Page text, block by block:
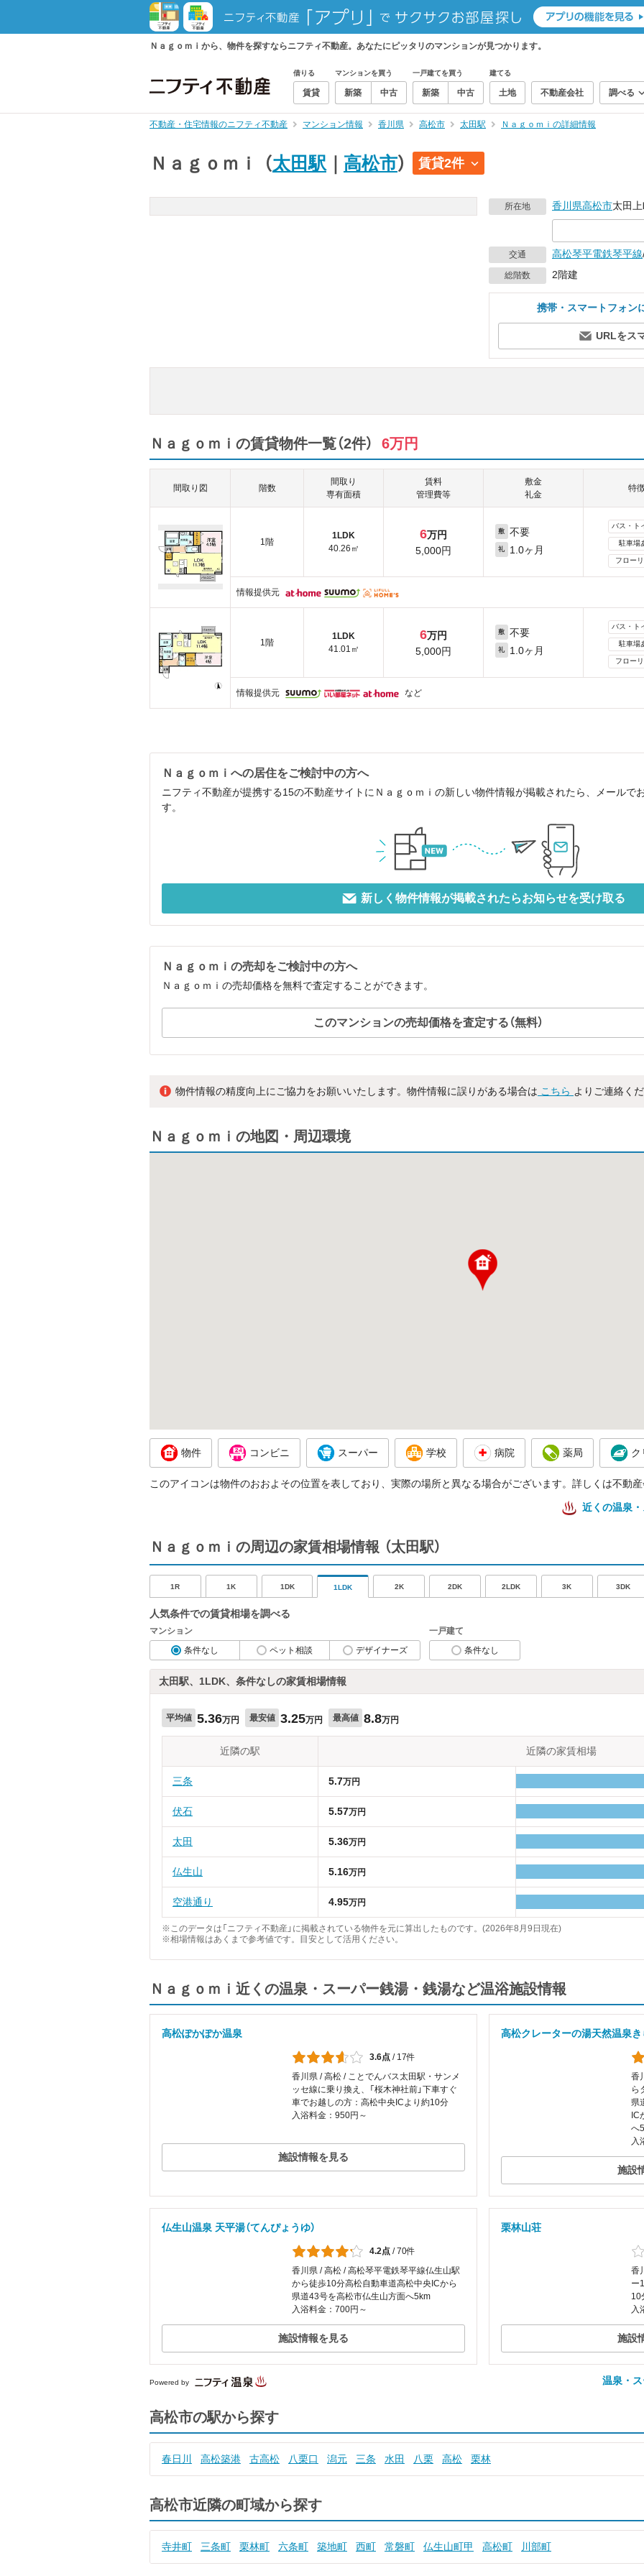
Ｎａｇｏｍｉから、物件を探すならニフティ不動産。あなたにピッタリのマンションが見つかります。
借りる
賃貸
マンションを買う
新築 中古
一戸建てを買う
新築 中古
建てる
土地 不動産会社 調べる
不動産・住宅情報のニフティ不動産 マンション情報 香川県 高松市 太田駅 Ｎａｇｏｍｉの詳細情報
Ｎａｇｏｍｉ （太田駅 高松市） 賃貸2件
所在地 香川県高松市太田
交通 高松琴平電鉄琴平線
総階数 2階建
携帯・スマートフォン
URLをス
Ｎａｇｏｍｉの賃貸物件一覧（2件） 6万円
間取り図 階数
間取り
専有面積
賃料
管理費等
敷金
礼金
特
1階
1LDK
40.26㎡
6万円
5,000円
敷 不要
礼 1.0ヶ月
バス・ト
駐車場
フロー
情報提供元
1階
1LDK
41.01㎡
6万円
5,000円
敷 不要
礼 1.0ヶ月
バス・ト
駐車場
フロー
情報提供元 など
Ｎａｇｏｍｉへの居住をご検討中の方へ
ニフティ不動産が提携する15の不動産サイトにＮａｇｏｍｉの新しい物件情報が掲載されたら、メールで
す。
新しく物件情報が掲載されたらお知らせを受け取る
Ｎａｇｏｍｉの売却をご検討中の方へ
Ｎａｇｏｍｉの売却価格を無料で査定することができます。
このマンションの売却価格を査定する（無料）
物件情報の精度向上にご協力をお願いいたします。物件情報に誤りがある場合は こちら よりご連絡く
Ｎａｇｏｍｉの地図・周辺環境
物件 コンビニ スーパー 学校 病院 薬局 ク
このアイコンは物件のおおよその位置を表しており、実際の場所と異なる場合がございます。詳しくは不動
近くの温泉
Ｎａｇｏｍｉの周辺の家賃相場情報 （太田駅）
1R 1K 1DK 1LDK 2K 2DK 2LDK 3K 3DK
人気条件での賃貸相場を調べる
マンション
条件なし
ペット相談 デザイナーズ
一戸建て
条件なし
太田駅、1LDK、条件なしの家賃相場情報
平均値 5.36万円 最安値 3.25万円 最高値 8.8万円
近隣の駅 近隣の家賃相場
三条 5.7万円
伏石 5.57万円
太田 5.36万円
仏生山 5.16万円
空港通り 4.95万円
※このデータは「ニフティ不動産」に掲載されている物件を元に算出したものです。(2026年8月9日現在)
※相場情報はあくまで参考値です。目安として活用ください。
Ｎａｇｏｍｉ近くの温泉・スーパー銭湯・銭湯など温浴施設情報
高松ぽかぽか温泉
3.6点 / 17件
香川県 / 高松 / ことでんバス太田駅・サンメ
ッセ線に乗り換え、「桜木神社前」下車すぐ
車でお越しの方：高松中央ICより約10分
入浴料金：950円～
施設情報を見る
高松クレーターの湯天然温泉き
香
ら
県
IC
へ
入
施設
仏生山温泉 天平湯（てんぴょうゆ）
4.2点 /70件
香川県 / 高松 / 高松琴平電鉄琴平線仏生山駅
から徒歩10分高松自動車道高松中央ICから
県道43号を高松市仏生山方面へ5km
入浴料金：700円～
施設情報を見る
栗林山荘
香
ー
10
入
施設
Powered by 温泉・
高松市の駅から探す
春日川 高松築港 古高松 八栗口 潟元 三条 水田 八栗 高松 栗林
高松市近隣の町域から探す
寺井町 三条町 栗林町 六条町 築地町 西町 常磐町 仏生山町甲 高松町 川部町